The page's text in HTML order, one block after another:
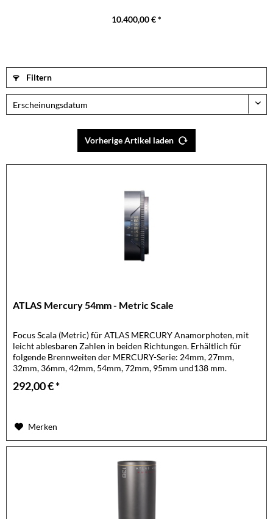
10.400,00 € *
Filtern
Vorherige Artikel laden
ATLAS Mercury 54mm - Metric Scale
Focus Scala (Metric) für ATLAS MERCURY Anamorphoten, mit
leicht ablesbaren Zahlen in beiden Richtungen. Erhältlich für
folgende Brennweiten der MERCURY-Serie: 24mm, 27mm,
32mm, 36mm, 42mm, 54mm, 72mm, 95mm und138 mm.
292,00 € *
Merken